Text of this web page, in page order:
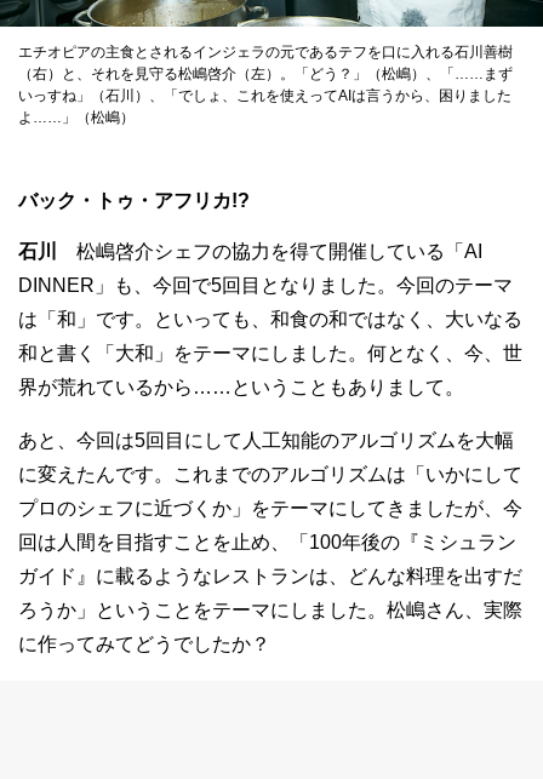
エチオピアの主食とされるインジェラの元であるテフを口に入れる石川善樹
（右）と、それを見守る松嶋啓介（左）。「どう？」（松嶋）、「……まず
いっすね」（石川）、「でしょ、これを使えってAIは言うから、困りました
よ……」（松嶋）
バック・トゥ・アフリカ!?
石川
松嶋啓介シェフの協力を得て開催している「AI
DINNER」も、今回で5回目となりました。今回のテーマ
は「和」です。といっても、和食の和ではなく、大いなる
和と書く「大和」をテーマにしました。何となく、今、世
界が荒れているから……ということもありまして。
あと、今回は5回目にして人工知能のアルゴリズムを大幅
に変えたんです。これまでのアルゴリズムは「いかにして
プロのシェフに近づくか」をテーマにしてきましたが、今
回は人間を目指すことを止め、「100年後の『ミシュラン
ガイド』に載るようなレストランは、どんな料理を出すだ
ろうか」ということをテーマにしました。松嶋さん、実際
に作ってみてどうでしたか？